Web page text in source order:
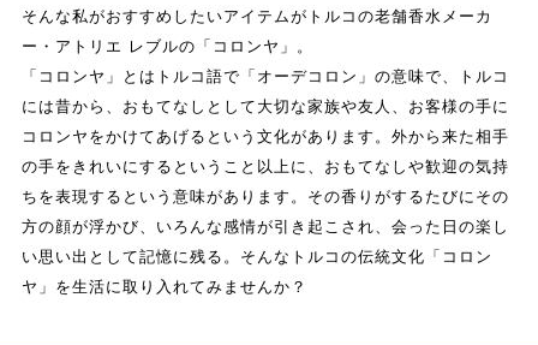
そんな私がおすすめしたいアイテムがトルコの老舗香水メーカ
ー・アトリエ レブルの「コロンヤ」。
「コロンヤ」とはトルコ語で「オーデコロン」の意味で、トルコ
には昔から、おもてなしとして大切な家族や友人、お客様の手に
コロンヤをかけてあげるという文化があります。外から来た相手
の手をきれいにするということ以上に、おもてなしや歓迎の気持
ちを表現するという意味があります。その香りがするたびにその
方の顔が浮かび、いろんな感情が引き起こされ、会った日の楽し
い思い出として記憶に残る。そんなトルコの伝統文化「コロン
ヤ」を生活に取り入れてみませんか？